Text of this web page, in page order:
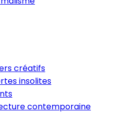
créatifs
insolites
contemporaine